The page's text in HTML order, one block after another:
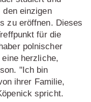
einzigen
zu eröffnen. Dieses
für die
polnischer
herzliche,
"Ich bin
ihrer Familie,
spricht.